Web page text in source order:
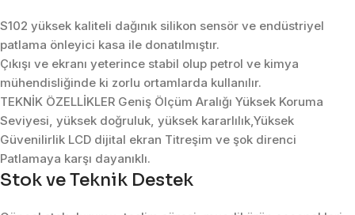
S102 yüksek kaliteli dağınık silikon sensör ve endüstriyel
patlama önleyici kasa ile donatılmıştır.
Çıkışı ve ekranı yeterince stabil olup petrol ve kimya
mühendisliğinde ki zorlu ortamlarda kullanılır.
TEKNİK ÖZELLİKLER Geniş Ölçüm Aralığı Yüksek Koruma
Seviyesi, yüksek doğruluk, yüksek kararlılık,Yüksek
Güvenilirlik LCD dijital ekran Titreşim ve şok direnci
Patlamaya karşı dayanıklı.
Stok ve Teknik Destek